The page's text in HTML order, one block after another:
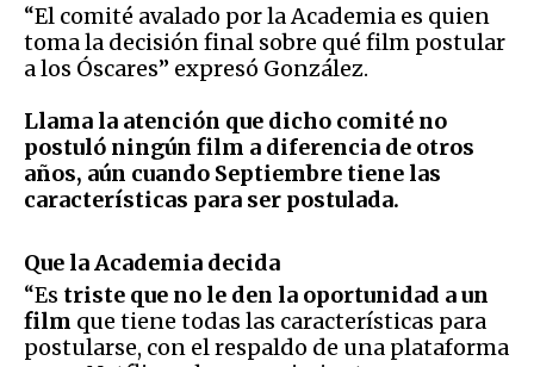
“El comité avalado por la Academia es quien
toma la decisión final sobre qué film postular
a los Óscares” expresó González.
Llama la atención que dicho comité no
postuló ningún film a diferencia de otros
años, aún cuando Septiembre tiene las
características para ser postulada.
Que la Academia decida
“Es triste que no le den la oportunidad a un
film que tiene todas las características para
postularse, con el respaldo de una plataforma